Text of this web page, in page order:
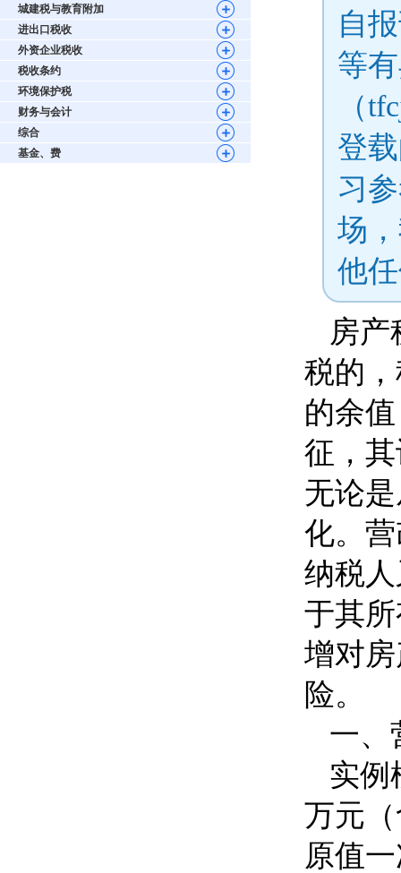
城建税与教育附加
进出口税收
外资企业税收
税收条约
环境保护税
财务与会计
综合
基金、费
自
等
（
登
习
场
他
房产
税的
的余
征，
无论
化。
纳税
于其
增对
险。
一、
实例
万元
原值